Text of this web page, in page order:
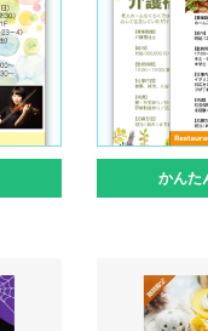
かんた